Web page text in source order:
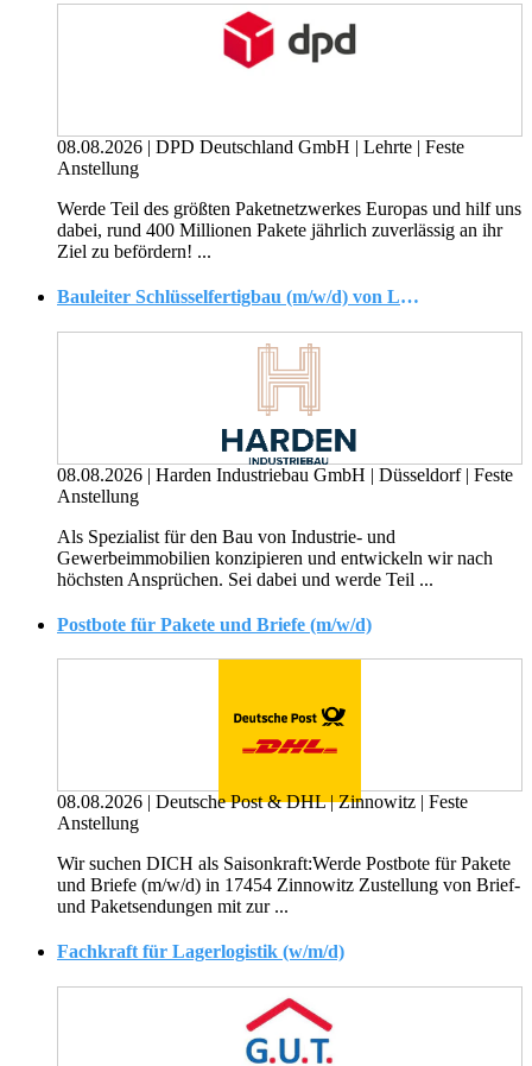
08.08.2026 | DPD Deutschland GmbH | Lehrte | Feste
Anstellung
Werde Teil des größten Paketnetzwerkes Europas und hilf uns
dabei, rund 400 Millionen Pakete jährlich zuverlässig an ihr
Ziel zu befördern! ...
Bauleiter Schlüsselfertigbau (m/w/d) von Logistik- und Gewerbeimmobilien
08.08.2026 | Harden Industriebau GmbH | Düsseldorf | Feste
Anstellung
Als Spezialist für den Bau von Industrie- und
Gewerbeimmobilien konzipieren und entwickeln wir nach
höchsten Ansprüchen. Sei dabei und werde Teil ...
Postbote für Pakete und Briefe (m/w/d)
08.08.2026 Deutsche Post & DHL| Zinnowitz
Feste
Anstellung
Wir suchen DICH als Saisonkraft:Werde Postbote für Pakete
und Briefe (m/w/d) in 17454 Zinnowitz Zustellung von Brief-
und Paketsendungen mit zur ...
Fachkraft für Lagerlogistik (w/m/d)